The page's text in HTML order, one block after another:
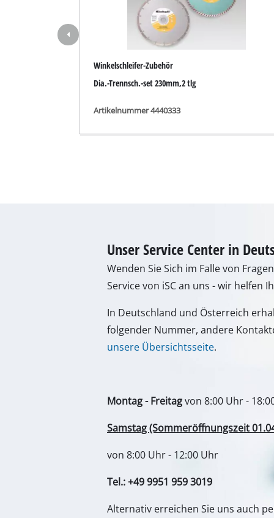
Handstaubsauger
Doppelschleifer
Multischleifer
Schleif- / Gravur-
Akku-
Hybrid-
Auto-
Hobel / Fräsen
Schneide- /
Winkelschleifer-Zubehör
Dia.-Trennsch.-set 230mm,2 tlg
Artikelnummer 4440333
Unser Service Center in
Wenden Sie Sich im Falle von
Service von iSC an uns - wir helfen
In Deutschland und Österreich
folgender Nummer, andere
unsere Übersichtsseite.
Montag - Freitagvon 8:00 Uhr -
Samstag (Sommeröffnungszeit
von 8:00 Uhr - 12:00 Uhr
Tel.: +49 9951 959 3019
Alternativ erreichen Sie uns auch